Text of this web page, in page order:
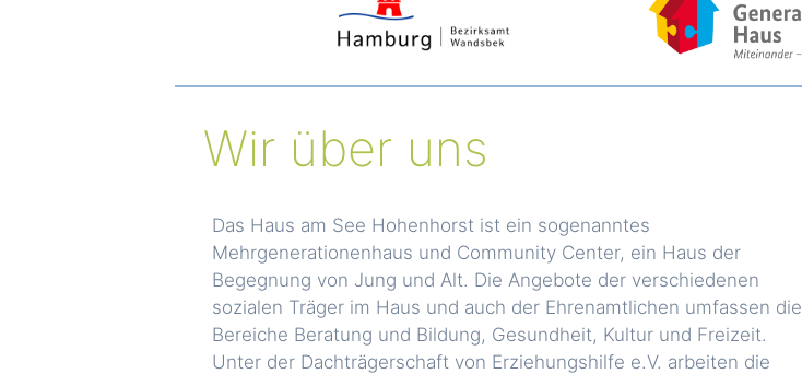
Wir über uns
Das Haus am See Hohenhorst ist ein sogenanntes
Mehrgenerationenhaus und Community Center, ein Haus der
Begegnung von Jung und Alt. Die Angebote der verschiedenen
sozialen Träger im Haus und auch der Ehrenamtlichen umfassen die
Bereiche Beratung und Bildung, Gesundheit, Kultur und Freizeit.
Unter der Dachträgerschaft von Erziehungshilfe e.V. arbeiten die